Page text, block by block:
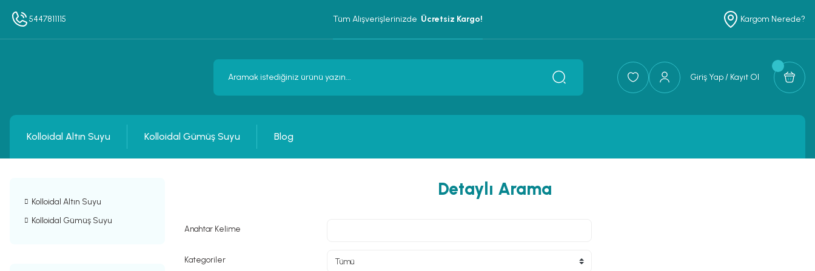
5447811115 Tüm Alışverişlerinizde Ücretsiz Kargo! Kargom Nerede?
Giriş Yap / Kayıt Ol
Kolloidal Altın Suyu Kolloidal Gümüş Suyu Blog
Kolloidal Altın Suyu
Kolloidal Gümüş Suyu
Detaylı Arama
Anahtar Kelime
Kategoriler